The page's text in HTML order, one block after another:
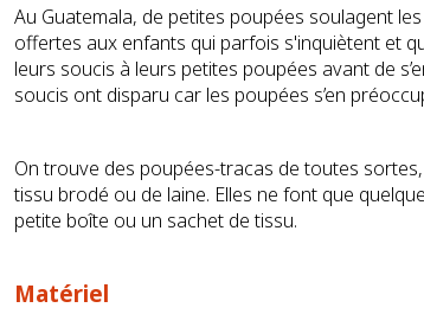
Au Guatemala, de petites poupées soulagent
offertes aux enfants qui parfois s'inquiètent et
leurs soucis à leurs petites poupées avant de
soucis ont disparu car les poupées s’en
On trouve des poupées-tracas de toutes
tissu brodé ou de laine. Elles ne font que
petite boîte ou un sachet de tissu.
Matériel